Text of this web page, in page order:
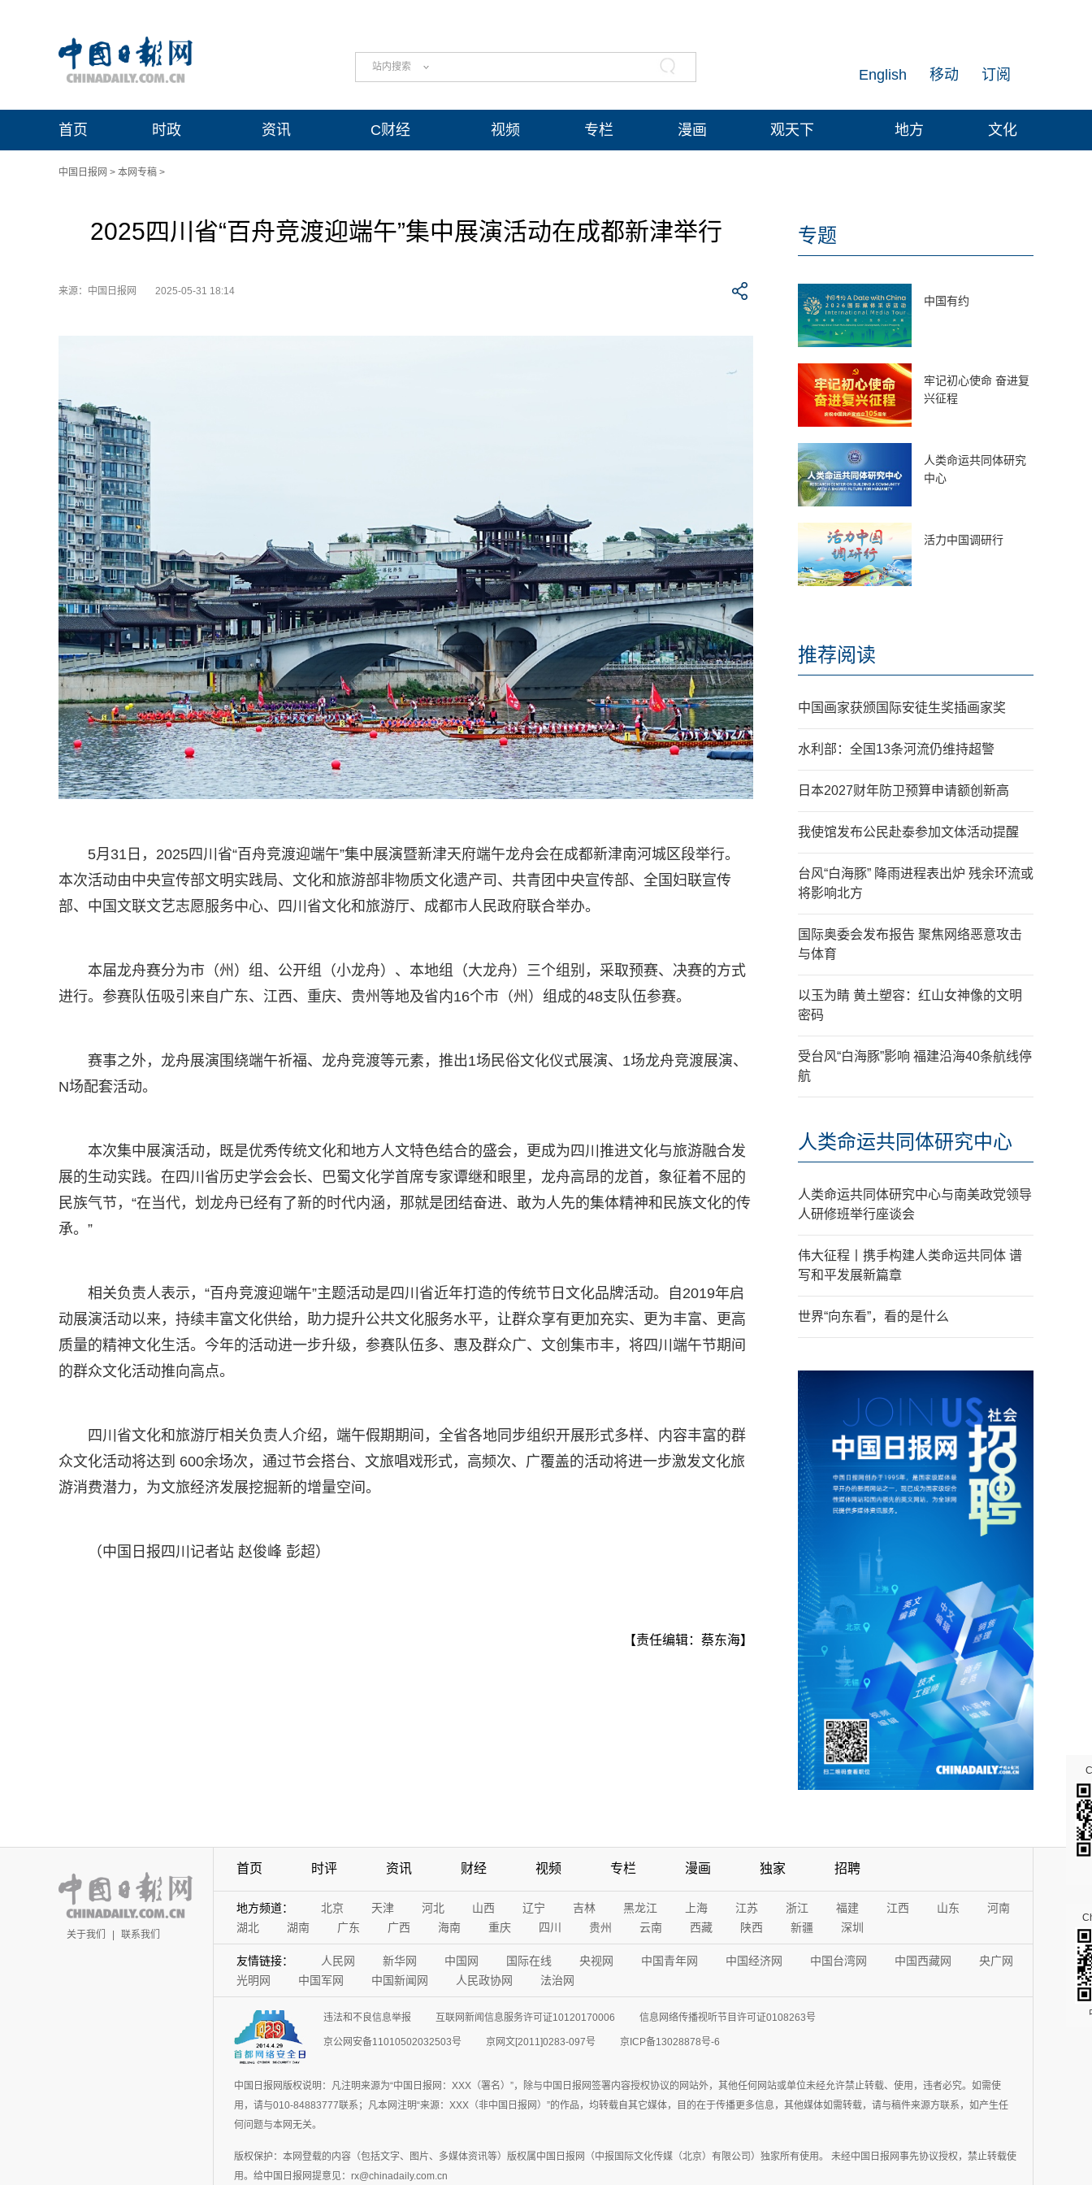
站内搜索 订阅
移动
English
首页 时政 资讯 C财经 视频 专栏 漫画 观天下 地方 文化
中国日报网 > 本网专稿 >
2025四川省“百舟竞渡迎端午”集中展演活动在成都新津举行
来源：中国日报网 2025-05-31 18:14
5月31日，2025四川省“百舟竞渡迎端午”集中展演暨新津天府端午龙舟会在成都新津南河城区段举行。
本次活动由中央宣传部文明实践局、文化和旅游部非物质文化遗产司、共青团中央宣传部、全国妇联宣传
部、中国文联文艺志愿服务中心、四川省文化和旅游厅、成都市人民政府联合举办。
本届龙舟赛分为市（州）组、公开组（小龙舟）、本地组（大龙舟）三个组别，采取预赛、决赛的方式
进行。参赛队伍吸引来自广东、江西、重庆、贵州等地及省内16个市（州）组成的48支队伍参赛。
赛事之外，龙舟展演围绕端午祈福、龙舟竞渡等元素，推出1场民俗文化仪式展演、1场龙舟竞渡展演、
N场配套活动。
本次集中展演活动，既是优秀传统文化和地方人文特色结合的盛会，更成为四川推进文化与旅游融合发
展的生动实践。在四川省历史学会会长、巴蜀文化学首席专家谭继和眼里，龙舟高昂的龙首，象征着不屈的
民族气节，“在当代，划龙舟已经有了新的时代内涵，那就是团结奋进、敢为人先的集体精神和民族文化的传
承。”
相关负责人表示，“百舟竞渡迎端午”主题活动是四川省近年打造的传统节日文化品牌活动。自2019年启
动展演活动以来，持续丰富文化供给，助力提升公共文化服务水平，让群众享有更加充实、更为丰富、更高
质量的精神文化生活。今年的活动进一步升级，参赛队伍多、惠及群众广、文创集市丰，将四川端午节期间
的群众文化活动推向高点。
四川省文化和旅游厅相关负责人介绍，端午假期期间，全省各地同步组织开展形式多样、内容丰富的群
众文化活动将达到 600余场次，通过节会搭台、文旅唱戏形式，高频次、广覆盖的活动将进一步激发文化旅
游消费潜力，为文旅经济发展挖掘新的增量空间。
（中国日报四川记者站 赵俊峰 彭超）
【责任编辑：蔡东海】
专题
中国有约
牢记初心使命 奋进复
兴征程
人类命运共同体研究
中心
活力中国调研行
推荐阅读
中国画家获颁国际安徒生奖插画家奖
水利部：全国13条河流仍维持超警
日本2027财年防卫预算申请额创新高
我使馆发布公民赴泰参加文体活动提醒
台风“白海豚” 降雨进程表出炉 残余环流或
将影响北方
国际奥委会发布报告 聚焦网络恶意攻击
与体育
以玉为睛 黄土塑容：红山女神像的文明
密码
受台风“白海豚”影响 福建沿海40条航线停
航
人类命运共同体研究中心
人类命运共同体研究中心与南美政党领导
人研修班举行座谈会
伟大征程丨携手构建人类命运共同体 谱
写和平发展新篇章
世界“向东看”，看的是什么
关于我们 | 联系我们
首页 时评 资讯 财经 视频 专栏 漫画 独家 招聘
地方频道： 北京 天津 河北 山西 辽宁 吉林 黑龙江 上海 江苏 浙江 福建 江西 山东
河南
湖北
湖南 广东 广西 海南 重庆 四川 贵州 云南 西藏 陕西 新疆 深圳
友情链接： 人民网 新华网 中国网 国际在线 央视网 中国青年网 中国经济网 中国台湾网 中国西藏网
央广网
光明网
中国军网 中国新闻网 人民政协网 法治网
违法和不良信息举报 互联网新闻信息服务许可证10120170006 信息网络传播视听节目许可证0108263号
京公网安备11010502032503号 京网文[2011]0283-097号 京ICP备13028878号-6
中国日报网版权说明：凡注明来源为“中国日报网：XXX（署名）”，除与中国日报网签署内容授权协议的网站外，其他任何网站或单位未经允许禁止转载、使用，违者必究。如需使
用，请与010-84883777联系；凡本网注明“来源：XXX（非中国日报网）”的作品，均转载自其它媒体，目的在于传播更多信息，其他媒体如需转载，请与稿件来源方联系，如产生任
何问题与本网无关。
版权保护：本网登载的内容（包括文字、图片、多媒体资讯等）版权属中国日报网（中报国际文化传媒（北京）有限公司）独家所有使用。 未经中国日报网事先协议授权，禁止转载使
用。给中国日报网提意见：rx@chinadaily.com.cn